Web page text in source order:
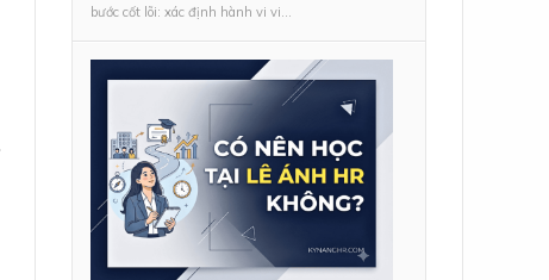
bước cốt lõi: xác định hành vi vi...